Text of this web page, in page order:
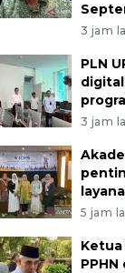
3 jam
PLN
3 jam
5 jam
Ketua